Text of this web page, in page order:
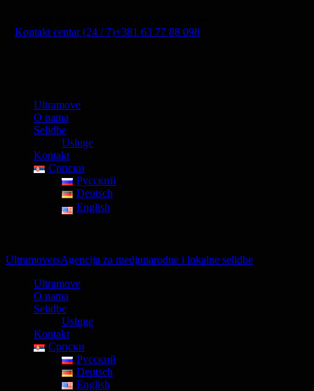
Kontakt centar (24 / 7)+381 63 77 88 098
Ultramove
O nama
Selidbe
Usluge
Kontakt
Српски
Русский
Deutsch
English
UltramoversAgencija za medjunarodne i lokalne selidbe
Ultramove
O nama
Selidbe
Usluge
Kontakt
Српски
Русский
Deutsch
English